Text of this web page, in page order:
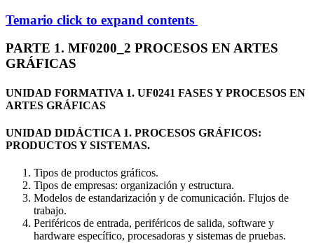
Temario click to expand contents
PARTE 1. MF0200_2 PROCESOS EN ARTES
GRÁFICAS
UNIDAD FORMATIVA 1. UF0241 FASES Y PROCESOS EN
ARTES GRÁFICAS
UNIDAD DIDÁCTICA 1. PROCESOS GRÁFICOS:
PRODUCTOS Y SISTEMAS.
Tipos de productos gráficos.
Tipos de empresas: organización y estructura.
Modelos de estandarización y de comunicación. Flujos de
trabajo.
Periféricos de entrada, periféricos de salida, software y
hardware específico, procesadoras y sistemas de pruebas.